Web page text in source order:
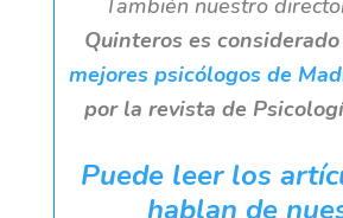
También nuestro
Quinteros es
mejores psicólogos de
por la revista de
Puede leer los
hablan de